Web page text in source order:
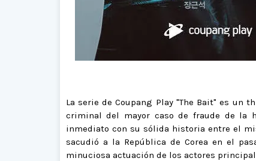
La serie de Coupang Play "The Bait" es
criminal del mayor caso de fraude de la
inmediato con su sólida historia entre el
sacudió a la República de Corea en el
minuciosa actuación de los actores